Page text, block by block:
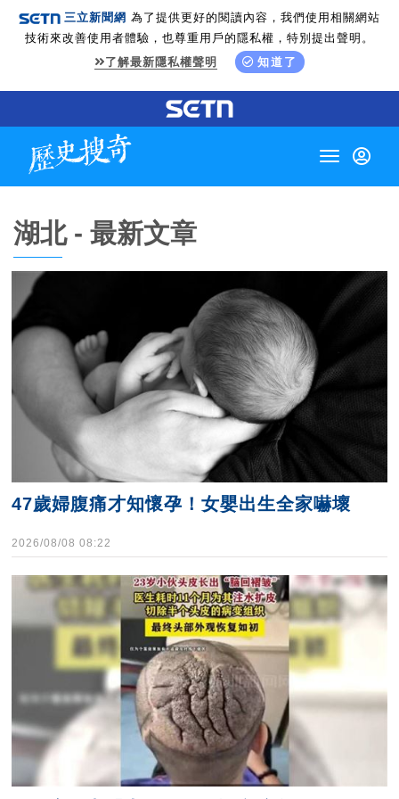
三立新聞網 為了提供更好的閱讀內容，我們使用相關網站
技術來改善使用者體驗，也尊重用戶的隱私權，特別提出聲明。
了解最新隱私權聲明
知道了
Toggle
湖北 - 最新文章
47歲婦腹痛才知懷孕！女嬰出生全家嚇壞
2026/08/08 08:22